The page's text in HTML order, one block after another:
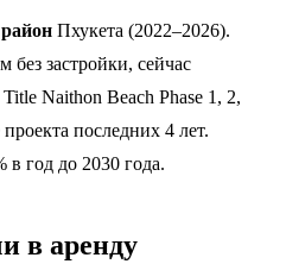
Пхукета (2022–2026).
застройки, сейчас
Naithon Beach Phase 1, 2,
последних 4 лет.
в год до 2030 года.
в аренду